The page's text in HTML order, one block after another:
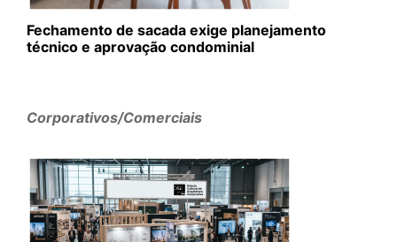
Fechamento de sacada exige planejamento
técnico e aprovação condominial
Corporativos/Comerciais